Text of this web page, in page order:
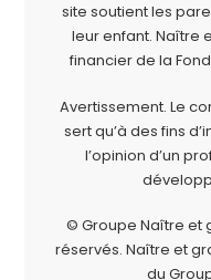
site soutient les
leur enfant. Naître
financier de la
Avertissement. Le
sert qu’à des fins
l’opinion d’un
© Groupe Naître et
réservés. Naître et
du